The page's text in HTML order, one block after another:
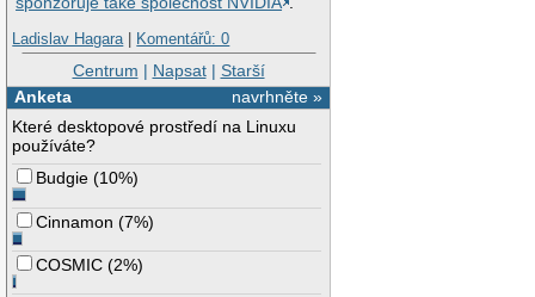
Ladislav Hagara| Komentářů: 0
Centrum | Napsat| Starší
navrhněte »
Anketa
Které desktopové prostředí na Linuxu
používáte?
Budgie (10%)
Cinnamon (7%)
COSMIC (2%)